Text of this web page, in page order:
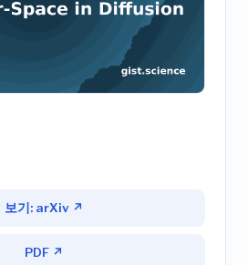
보기: arXiv ↗
PDF ↗